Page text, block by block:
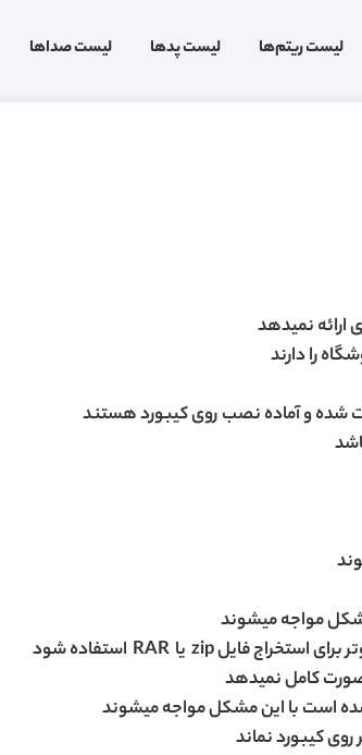
لیست ریتم‌ها لیست پد‌ها لیست صدا‌ها
نمیدهد
را دارند
شده و آماده نصب روی کیبورد هستند
مشکل مواجه میشوند
کامل نمیدهد
است با این مشکل مواجه میشوند
کیبورد نماند